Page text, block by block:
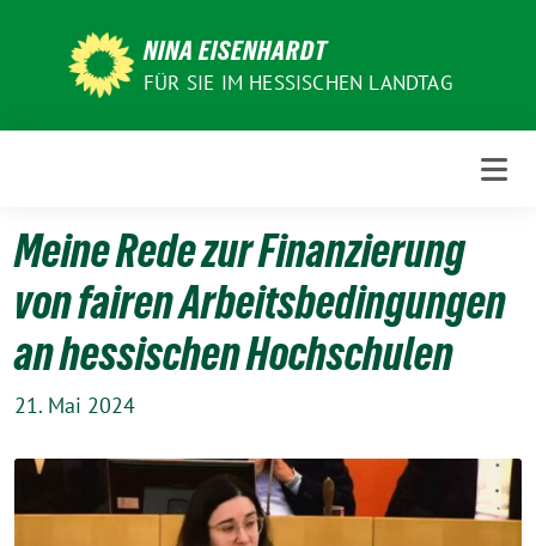
NINA EISENHARDT
FÜR SIE IM HESSISCHEN LANDTAG
Meine Rede zur Finanzierung
von fairen Arbeitsbedingungen
an hessischen Hochschulen
21. Mai 2024